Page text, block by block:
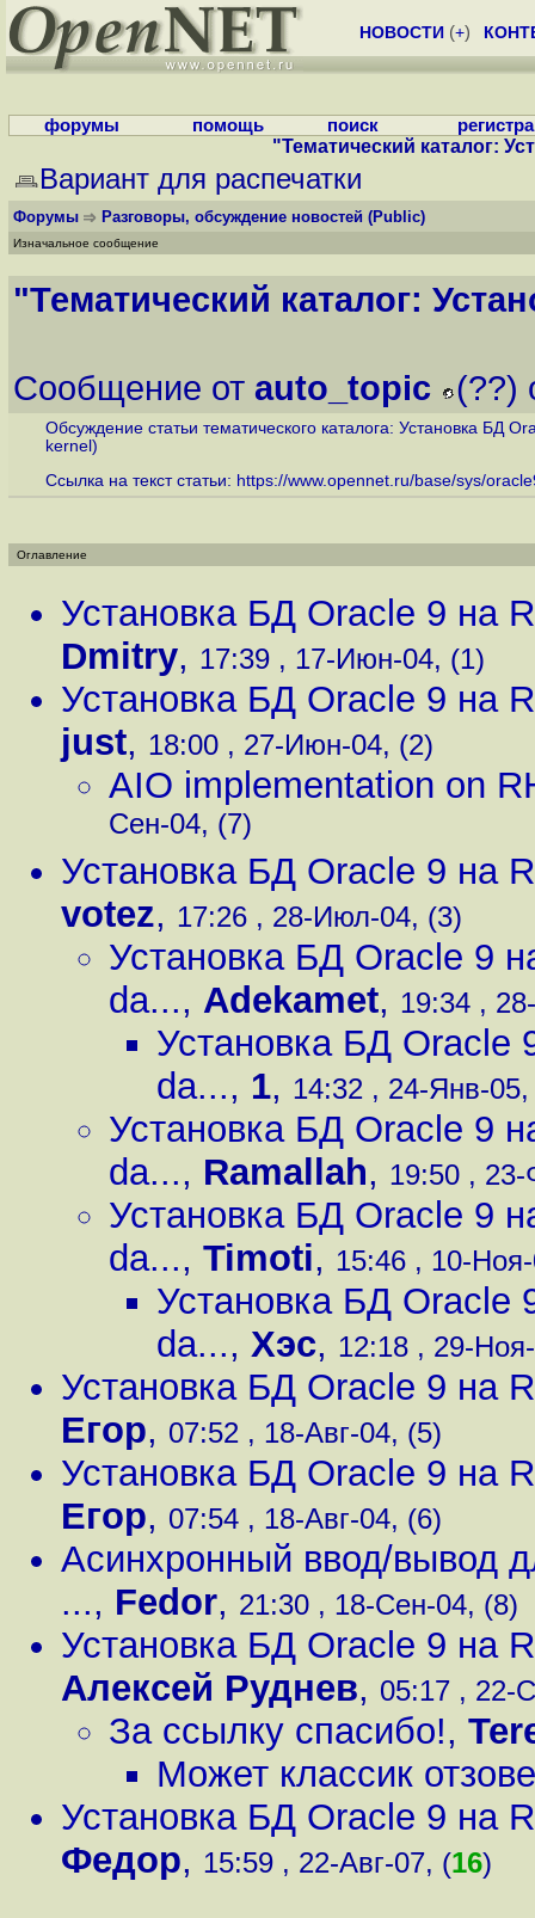
НОВОСТИ (+)
форумы помощь поиск
"Тематический каталог:
Вариант для распечатки
Форумы Разговоры, обсуждение новостей (Public)
Изначальное сообщение
"Тематический каталог:
Сообщение от auto_topic (??)
Обсуждение статьи тематического каталога: Установка БД
kernel)
Ссылка на текст статьи: https://www.opennet.ru/base/sys/
Оглавление
Установка БД Oracle 9 на
Dmitry, 17:39 , 17-Июн-04, (1)
Установка БД Oracle 9 на
just, 18:00 , 27-Июн-04, (2)
AIO implementation on
Сен-04, (7)
Установка БД Oracle 9 на
votez, 17:26 , 28-Июл-04, (3)
Установка БД Oracle 9
da..., Adekamet, 19:34 ,
Установка БД Oracle
da..., 1, 14:32 , 24-Янв-
Установка БД Oracle 9
da..., Ramallah, 19:50 ,
Установка БД Oracle 9
da..., Timoti, 15:46 , 10-
Установка БД Oracle
da..., Хэс, 12:18 , 29-
Установка БД Oracle 9 на
Егор, 07:52 , 18-Авг-04, (5)
Установка БД Oracle 9 на
Егор, 07:54 , 18-Авг-04, (6)
Асинхронный ввод/вывод
..., Fedor, 21:30 , 18-Сен-04, (8)
Установка БД Oracle 9 на
Алексей Руднев, 05:17 , 22-
За ссылку спасибо!,
Может классик
Установка БД Oracle 9 на
Федор, 15:59 , 22-Авг-07, (16)